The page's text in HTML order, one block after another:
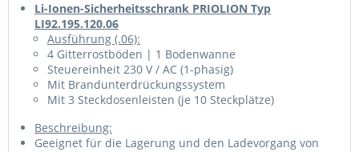
Li-Ionen-Sicherheitsschrank PRIOLION Typ
LI92.195.120.06
Ausführung (.06):
4 Gitterrostböden | 1 Bodenwanne
Steuereinheit 230 V / AC (1-phasig)
Mit Brandunterdrückungssystem
Mit 3 Steckdosenleisten (je 10 Steckplätze)
Beschreibung:
Geeignet für die Lagerung und den Ladevorgang von